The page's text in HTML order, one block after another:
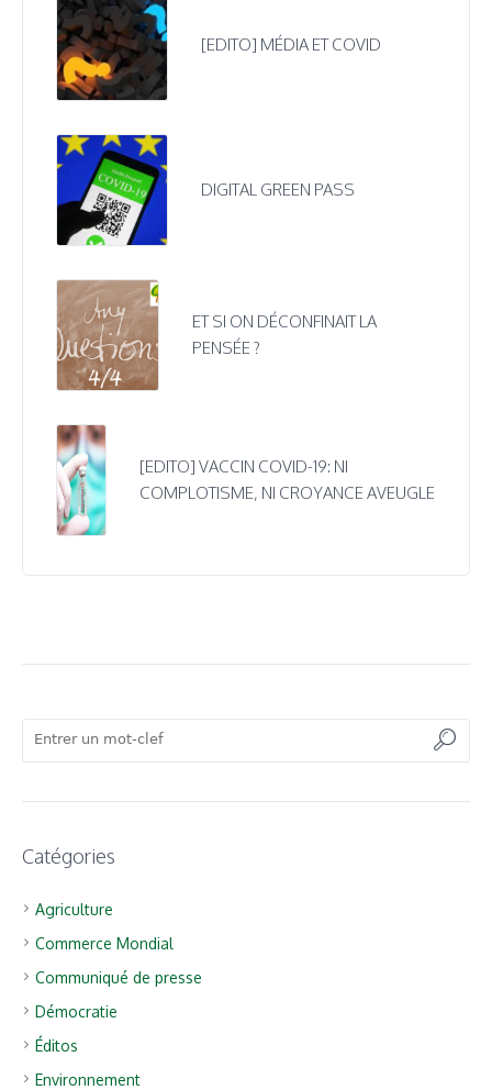
[EDITO] MÉDIA ET COVID
DIGITAL GREEN PASS
ET SI ON DÉCONFINAIT LA
PENSÉE ?
[EDITO] VACCIN COVID-19: NI
COMPLOTISME, NI CROYANCE AVEUGLE
Catégories
Agriculture
Commerce Mondial
Communiqué de presse
Démocratie
Éditos
Environnement